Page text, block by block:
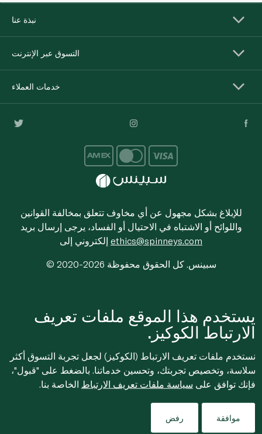
نبذة عنا
التسوق عبر الإنترنت
خدمات العملاء
للإبلاغ بشكل مجهول عن أي مخاوف تتعلق بمخالفة القوانين
واللوائح أو الاشتباه في الاحتيال أو الفساد، يرجى إرسال بريد
ethics@spinneys.com
© 2020-2026 سبينس. كل الحقوق محفوظة
يستخدم هذا الموقع ملفات تعريف
الارتباط الكوكيز.
نستخدم ملفات تعريف الارتباط (الكوكيز) لجعل تجربة التسوق أكثر
سلاسة، وتخصيص تجربتك، وتحسين خدماتنا. بالضغط على "قبول"،
فإنك توافق على سياسة ملفات تعريف الارتباط الخاصة بنا.
موافقة رفض